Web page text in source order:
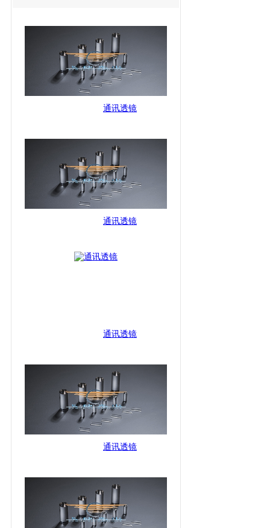
通讯透镜
通讯透镜
通讯透镜
通讯透镜